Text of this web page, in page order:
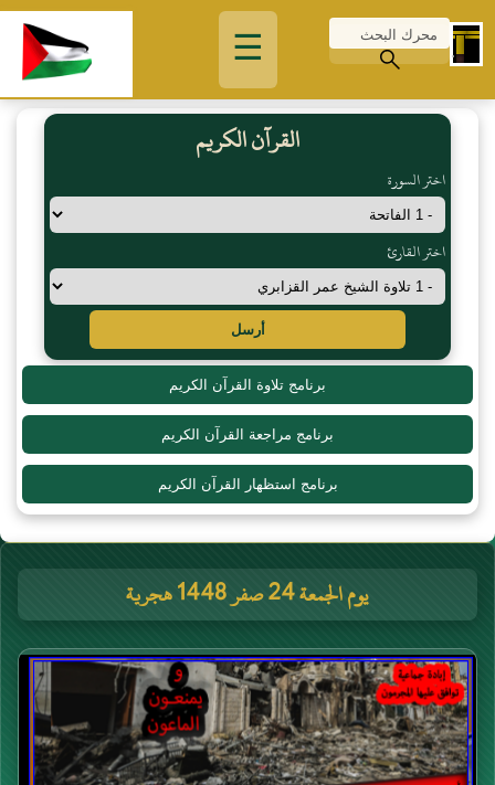
☰
القرآن الكريم
اختر السورة
اختر القارئ
أرسل
برنامج تلاوة القرآن الكريم
برنامج مراجعة القرآن الكريم
برنامج استظهار القرآن الكريم
يوم الجمعة 24 صفر 1448 هجرية